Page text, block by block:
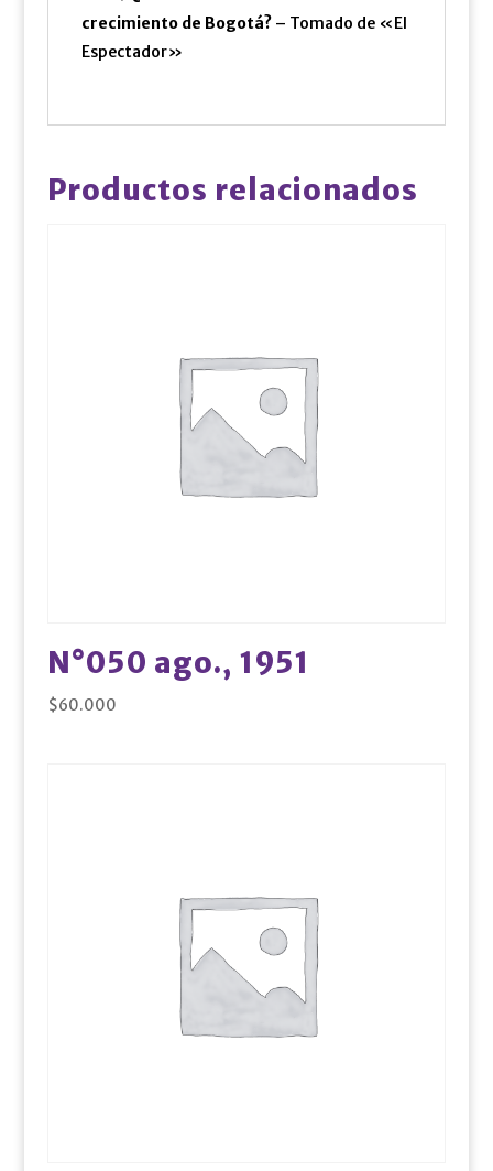
crecimiento de Bogotá?– Tomado de «El
Espectador»
Productos relacionados
N°050 ago., 1951
$60.000